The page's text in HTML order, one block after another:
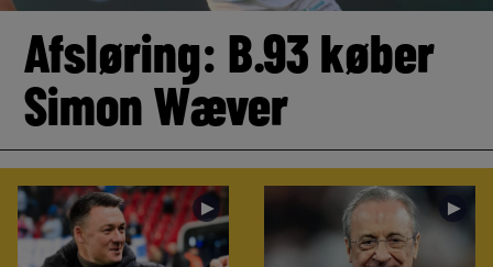
Afsløring: B.93 køber
Simon Wæver
► ►